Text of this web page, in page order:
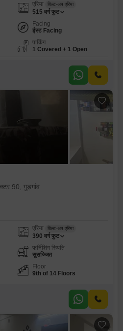
एरिया बिल्ट-अप एरिया
515 वर्ग फुट
Facing
ईस्ट Facing
पार्किंग
1 Covered + 1 Open
90, गुड़गांव
एरिया बिल्ट-अप एरिया
390 वर्ग फुट
फर्निशिंग स्थिति
सुसज्जित
Floor
9th of 14 Floors